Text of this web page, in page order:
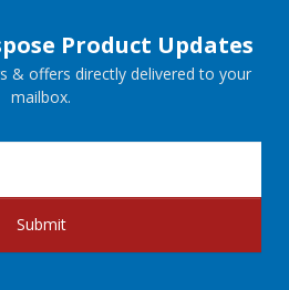
Product Updates
& offers directly delivered to your
mailbox.
Submit